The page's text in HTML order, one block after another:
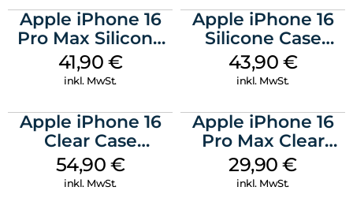
Apple iPhone 16
Pro Max Silicone
Case MagSafe
Ultramarine
41,90 €
inkl. MwSt.
Apple iPhone 16
Silicone Case
MagSafe Plum
43,90 €
inkl. MwSt.
Apple iPhone 16
Clear Case
MagSafe
Transparent
54,90 €
inkl. MwSt.
Apple iPhone 16
Pro Max Clear
Case MagSafe
Transparent
29,90€
inkl. MwSt.